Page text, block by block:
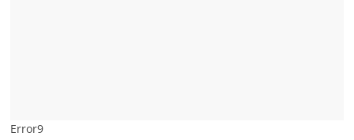
Error9